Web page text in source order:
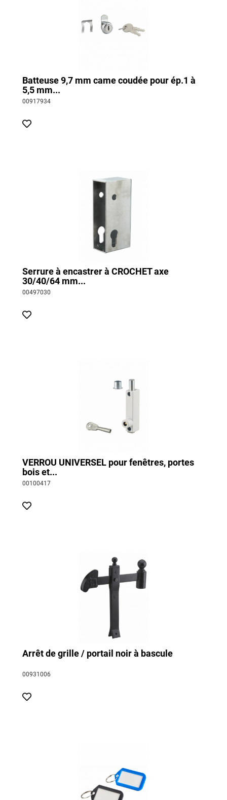
Batteuse 9,7 mm came coudée pour ép.1 à
5,5 mm...
00917934
Serrure à encastrer à CROCHET axe
30/40/64 mm...
00497030
VERROU UNIVERSEL pour fenêtres, portes
bois et...
00100417
Arrêt de grille / portail noir à bascule
00931006